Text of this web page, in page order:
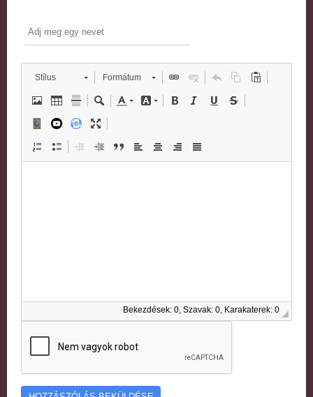
Stílus Formátum
Bekezdések: 0, Szavak: 0, Karakaterek: 0